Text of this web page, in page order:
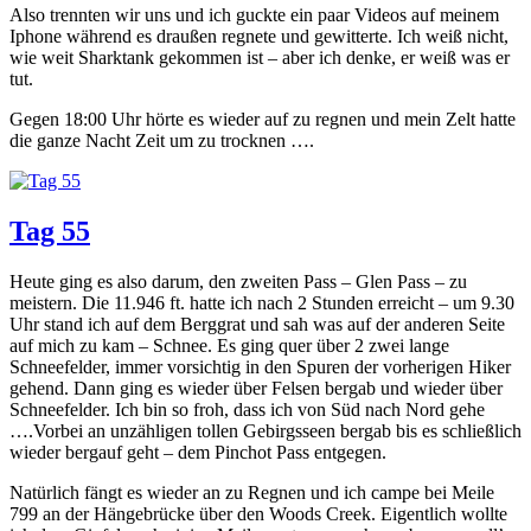
Also trennten wir uns und ich guckte ein paar Videos auf meinem
Iphone während es draußen regnete und gewitterte. Ich weiß nicht,
wie weit Sharktank gekommen ist – aber ich denke, er weiß was er
tut.
Gegen 18:00 Uhr hörte es wieder auf zu regnen und mein Zelt hatte
die ganze Nacht Zeit um zu trocknen ….
Tag 55
Heute ging es also darum, den zweiten Pass – Glen Pass – zu
meistern. Die 11.946 ft. hatte ich nach 2 Stunden erreicht – um 9.30
Uhr stand ich auf dem Berggrat und sah was auf der anderen Seite
auf mich zu kam – Schnee. Es ging quer über 2 zwei lange
Schneefelder, immer vorsichtig in den Spuren der vorherigen Hiker
gehend. Dann ging es wieder über Felsen bergab und wieder über
Schneefelder. Ich bin so froh, dass ich von Süd nach Nord gehe
….Vorbei an unzähligen tollen Gebirgsseen bergab bis es schließlich
wieder bergauf geht – dem Pinchot Pass entgegen.
Natürlich fängt es wieder an zu Regnen und ich campe bei Meile
799 an der Hängebrücke über den Woods Creek. Eigentlich wollte